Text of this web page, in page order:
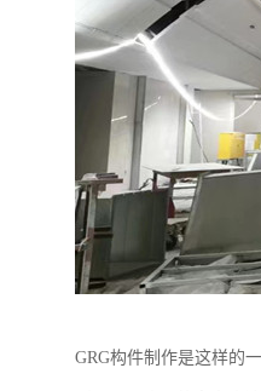
GRG构件制作是这样的